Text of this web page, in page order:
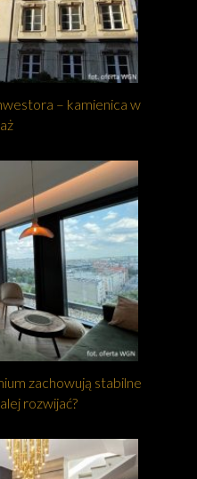
– kamienica w
zachowują stabilne
rozwijać?